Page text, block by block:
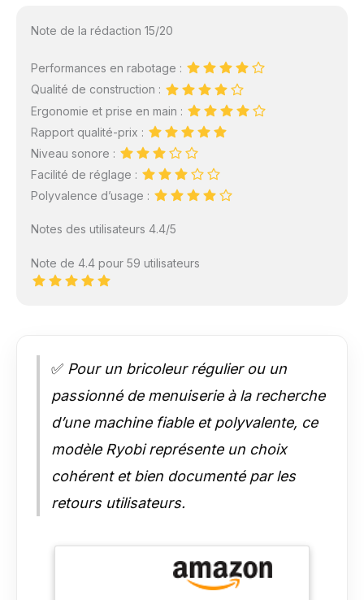
Note de la rédaction 15/20
Performances en rabotage :
Qualité de construction :
Ergonomie et prise en main :
Rapport qualité-prix :
Niveau sonore :
Facilité de réglage :
Polyvalence d’usage :
Notes des utilisateurs 4.4/5
Note de 4.4 pour 59 utilisateurs
✅ Pour un bricoleur régulier ou un
passionné de menuiserie à la recherche
d’une machine fiable et polyvalente, ce
modèle Ryobi représente un choix
cohérent et bien documenté par les
retours utilisateurs.